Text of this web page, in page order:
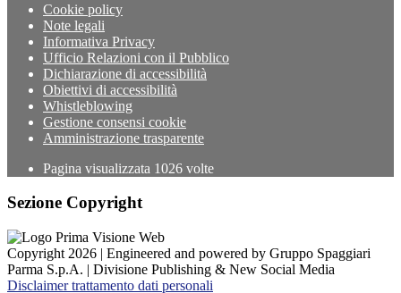
Cookie policy
Note legali
Informativa Privacy
Ufficio Relazioni con il Pubblico
Dichiarazione di accessibilità
Obiettivi di accessibilità
Whistleblowing
Gestione consensi cookie
Amministrazione trasparente
Pagina visualizzata 1026 volte
Sezione Copyright
Copyright 2026 | Engineered and powered by Gruppo Spaggiari
Parma S.p.A. | Divisione Publishing & New Social Media
Disclaimer trattamento dati personali